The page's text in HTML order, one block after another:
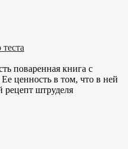
поваренная книга с
ценность в том, что в ней
рецепт штруделя